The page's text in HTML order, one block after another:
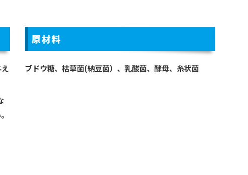
原材料
ブドウ糖、枯草菌(納豆菌）、乳酸菌、酵母、糸状菌